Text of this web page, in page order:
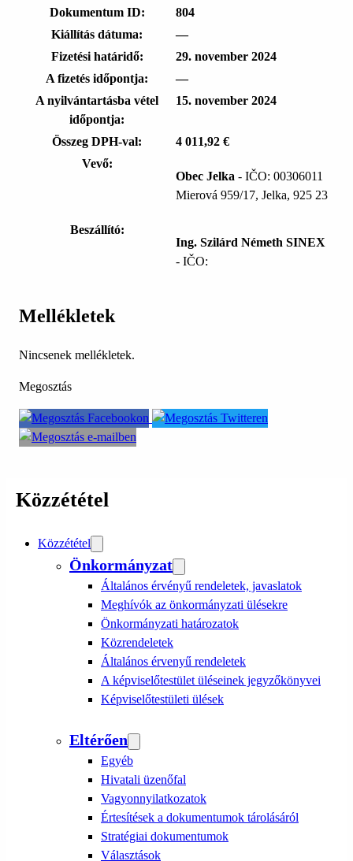
Dokumentum ID:
804
Kiállítás dátuma:
—
Fizetési határidő:
29. november 2024
A fizetés időpontja:
—
A nyilvántartásba vétel
időpontja:
15. november 2024
Összeg DPH-val:
4 011,92 €
Vevő:
Obec Jelka - IČO: 00306011
Mierová 959/17, Jelka, 925 23
Beszállító:
Ing. Szilárd Németh SINEX
- IČO:
Mellékletek
Nincsenek mellékletek.
Megosztás
Közzététel
Közzététel
Önkormányzat
Általános érvényű rendeletek, javaslatok
Meghívók az önkormányzati ülésekre
Önkormányzati határozatok
Közrendeletek
Általános érvenyű rendeletek
A képviselőtestület üléseinek jegyzőkönyvei
Képviselőtestületi ülések
Eltérően
Egyéb
Hivatali üzenőfal
Vagyonnyilatkozatok
Értesítések a dokumentumok tárolásáról
Stratégiai dokumentumok
Választások